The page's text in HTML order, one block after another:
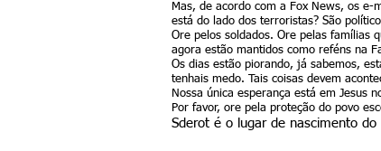
Mas, de acordo com a Fox News, os e-
está do lado dos terroristas? São
Ore pelos soldados. Ore pelas famílias
agora estão mantidos como reféns na
Os dias estão piorando, já sabemos,
tenhais medo. Tais coisas devem
Nossa única esperança está em Jesus
Por favor, ore pela proteção do povo
Sderot é o lugar de nascimento